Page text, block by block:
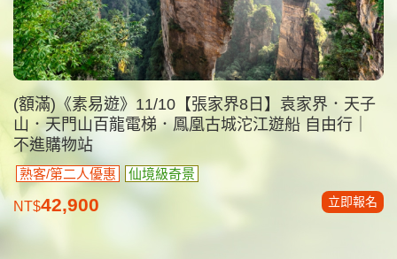
(額滿)《素易遊》11/10【張家界8日】袁家界．天子
山．天門山百龍電梯．鳳凰古城沱江遊船 自由行｜
不進購物站
熟客/第二人優惠 仙境級奇景
NT$42,900 立即報名